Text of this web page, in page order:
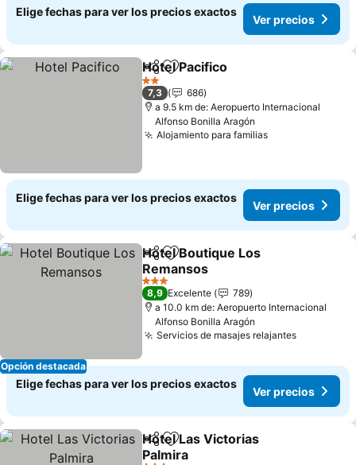
Elige fechas para ver los precios exactos
Ver precios
CompartirAgregar a favoritos
Hotel Pacifico
2 Estrellas
7,3
686
a 9.5 km de: Aeropuerto Internacional
Alfonso Bonilla Aragón
Alojamiento para familias
Elige fechas para ver los precios exactos
Ver precios
Opción destacada
CompartirAgregar a favoritos
Hotel Boutique Los
Remansos
3 Estrellas
8,9 Excelente
789
a 10.0 km de: Aeropuerto Internacional
Alfonso Bonilla Aragón
Servicios de masajes relajantes
Elige fechas para ver los precios exactos
Ver precios
CompartirAgregar a favoritos
Hotel Las Victorias
Palmira